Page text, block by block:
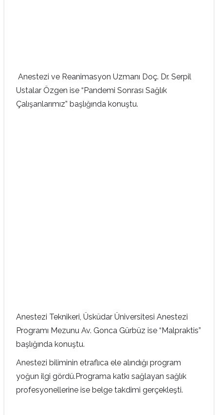
Anestezi ve Reanimasyon Uzmanı Doç. Dr. Serpil
Ustalar Özgen ise “Pandemi Sonrası Sağlık
Çalışanlarımız” başlığında konuştu.
Anestezi Teknikeri, Üsküdar Üniversitesi Anestezi
Programı Mezunu Av. Gonca Gürbüz ise “Malpraktis”
başlığında konuştu.
Anestezi biliminin etraflıca ele alındığı program
yoğun ilgi gördü.Programa katkı sağlayan sağlık
profesyonellerine ise belge takdimi gerçekleşti.